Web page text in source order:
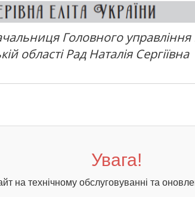
Головного
області Рад Наталія Сергіївна
Увага!
на технічному обслуговуванні та